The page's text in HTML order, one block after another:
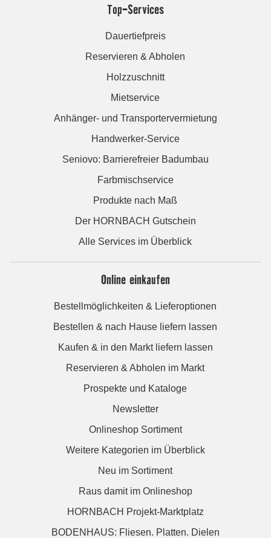
Top-Services
Dauertiefpreis
Reservieren & Abholen
Holzzuschnitt
Mietservice
Anhänger- und Transportervermietung
Handwerker-Service
Seniovo: Barrierefreier Badumbau
Farbmischservice
Produkte nach Maß
Der HORNBACH Gutschein
Alle Services im Überblick
Online einkaufen
Bestellmöglichkeiten & Lieferoptionen
Bestellen & nach Hause liefern lassen
Kaufen & in den Markt liefern lassen
Reservieren & Abholen im Markt
Prospekte und Kataloge
Newsletter
Onlineshop Sortiment
Weitere Kategorien im Überblick
Neu im Sortiment
Raus damit im Onlineshop
HORNBACH Projekt-Marktplatz
BODENHAUS: Fliesen. Platten. Dielen